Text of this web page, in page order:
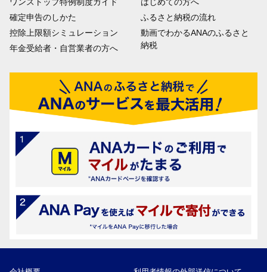
ワンストップ特例制度ガイド
確定申告のしかた
控除上限額シミュレーション
年金受給者・自営業者の方へ
はじめての方へ
ふるさと納税の流れ
動画でわかるANAのふるさと
納税